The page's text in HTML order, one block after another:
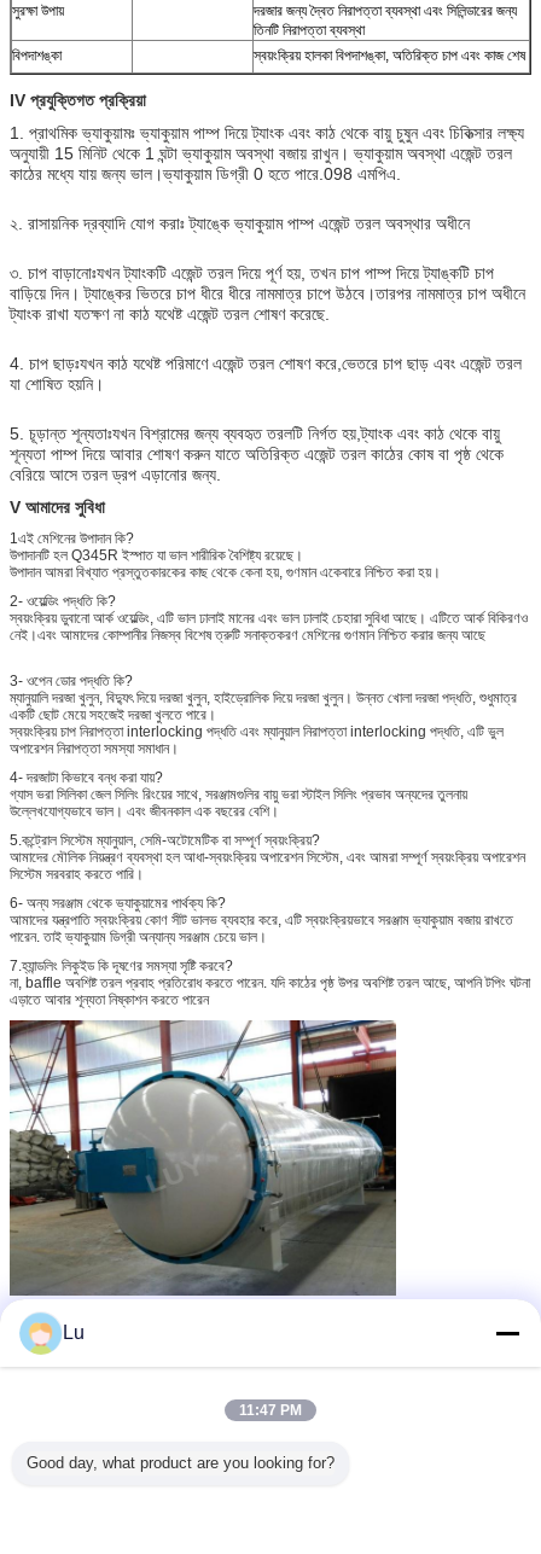
সুরক্ষা উপায়
দরজার জন্য দ্বৈত নিরাপত্তা ব্যবস্থা এবং সিলিন্ডারের জন্য
তিনটি নিরাপত্তা ব্যবস্থা
বিপদাশঙ্কা
স্বয়ংক্রিয় হালকা বিপদাশঙ্কা, অতিরিক্ত চাপ এবং কাজ শেষ
IV প্রযুক্তিগত প্রক্রিয়া
1. প্রাথমিক ভ্যাকুয়ামঃ ভ্যাকুয়াম পাম্প দিয়ে ট্যাংক এবং কাঠ থেকে বায়ু চুষুন এবং চিকিত্সার লক্ষ্য
অনুযায়ী 15 মিনিট থেকে 1 ঘন্টা ভ্যাকুয়াম অবস্থা বজায় রাখুন। ভ্যাকুয়াম অবস্থা এজেন্ট তরল
কাঠের মধ্যে যায় জন্য ভাল।ভ্যাকুয়াম ডিগ্রী 0 হতে পারে.098 এমপিএ.
২. রাসায়নিক দ্রব্যাদি যোগ করাঃ ট্যাঙ্কে ভ্যাকুয়াম পাম্প এজেন্ট তরল অবস্থার অধীনে
৩. চাপ বাড়ানোঃযখন ট্যাংকটি এজেন্ট তরল দিয়ে পূর্ণ হয়, তখন চাপ পাম্প দিয়ে ট্যাঙ্কটি চাপ
বাড়িয়ে দিন। ট্যাঙ্কের ভিতরে চাপ ধীরে ধীরে নামমাত্র চাপে উঠবে।তারপর নামমাত্র চাপ অধীনে
ট্যাংক রাখা যতক্ষণ না কাঠ যথেষ্ট এজেন্ট তরল শোষণ করেছে.
4. চাপ ছাড়ঃযখন কাঠ যথেষ্ট পরিমাণে এজেন্ট তরল শোষণ করে,ভেতরে চাপ ছাড় এবং এজেন্ট তরল
যা শোষিত হয়নি।
5. চূড়ান্ত শূন্যতাঃযখন বিশ্রামের জন্য ব্যবহৃত তরলটি নির্গত হয়,ট্যাংক এবং কাঠ থেকে বায়ু
শূন্যতা পাম্প দিয়ে আবার শোষণ করুন যাতে অতিরিক্ত এজেন্ট তরল কাঠের কোষ বা পৃষ্ঠ থেকে
বেরিয়ে আসে তরল ড্রপ এড়ানোর জন্য.
V আমাদের সুবিধা
1এই মেশিনের উপাদান কি?
উপাদানটি হল Q345R ইস্পাত যা ভাল শারীরিক বৈশিষ্ট্য রয়েছে।
উপাদান আমরা বিখ্যাত প্রস্তুতকারকের কাছ থেকে কেনা হয়, গুণমান একেবারে নিশ্চিত করা হয়।
2- ওয়েল্ডিং পদ্ধতি কি?
স্বয়ংক্রিয় ডুবানো আর্ক ওয়েল্ডিং, এটি ভাল ঢালাই মানের এবং ভাল ঢালাই চেহারা সুবিধা আছে। এটিতে আর্ক বিকিরণও
নেই।এবং আমাদের কোম্পানীর নিজস্ব বিশেষ ত্রুটি সনাক্তকরণ মেশিনের গুণমান নিশ্চিত করার জন্য আছে
3- ওপেন ডোর পদ্ধতি কি?
ম্যানুয়ালি দরজা খুলুন, বিদ্যুৎ দিয়ে দরজা খুলুন, হাইড্রোলিক দিয়ে দরজা খুলুন। উন্নত খোলা দরজা পদ্ধতি, শুধুমাত্র
একটি ছোট মেয়ে সহজেই দরজা খুলতে পারে।
স্বয়ংক্রিয় চাপ নিরাপত্তা interlocking পদ্ধতি এবং ম্যানুয়াল নিরাপত্তা interlocking পদ্ধতি, এটি ভুল
অপারেশন নিরাপত্তা সমস্যা সমাধান।
4- দরজাটা কিভাবে বন্ধ করা যায়?
গ্যাস ভরা সিলিকা জেল সিলিং রিংয়ের সাথে, সরঞ্জামগুলির বায়ু ভরা স্টাইল সিলিং প্রভাব অন্যদের তুলনায়
উল্লেখযোগ্যভাবে ভাল। এবং জীবনকাল এক বছরের বেশি।
5.কন্ট্রোল সিস্টেম ম্যানুয়াল, সেমি-অটোমেটিক বা সম্পূর্ণ স্বয়ংক্রিয়?
আমাদের মৌলিক নিয়ন্ত্রণ ব্যবস্থা হল আধা-স্বয়ংক্রিয় অপারেশন সিস্টেম, এবং আমরা সম্পূর্ণ স্বয়ংক্রিয় অপারেশন
সিস্টেম সরবরাহ করতে পারি।
6- অন্য সরঞ্জাম থেকে ভ্যাকুয়ামের পার্থক্য কি?
আমাদের যন্ত্রপাতি স্বয়ংক্রিয় কোণ সীট ভালভ ব্যবহার করে, এটি স্বয়ংক্রিয়ভাবে সরঞ্জাম ভ্যাকুয়াম বজায় রাখতে
পারেন. তাই ভ্যাকুয়াম ডিগ্রী অন্যান্য সরঞ্জাম চেয়ে ভাল।
7.হ্যান্ডলিং লিকুইড কি দূষণের সমস্যা সৃষ্টি করবে?
না, baffle অবশিষ্ট তরল প্রবাহ প্রতিরোধ করতে পারেন. যদি কাঠের পৃষ্ঠ উপর অবশিষ্ট তরল আছে, আপনি টপিং ঘটনা
এড়াতে আবার শূন্যতা নিষ্কাশন করতে পারেন
ট্যাগ:কাঠের চিকিত্সা কেন্দ্র
এর সেরা মূল্য পান
Lu
11:47 PM
Good day, what product are you looking for?